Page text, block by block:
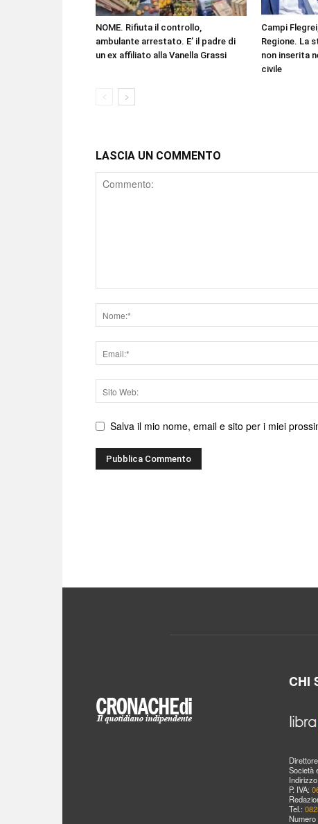
NOME. Rifiuta il controllo,
ambulante arrestato. E’ il padre di
un ex affiliato alla Vanella Grassi
Campi
Regione. La
non inserita
civile
LASCIA UN COMMENTO
Comment
Nome
Email
Sito
web
Salva il mio nome, email e sito per i miei
CHI
Società
Indirizzo:
P. IVA:
Tel.: